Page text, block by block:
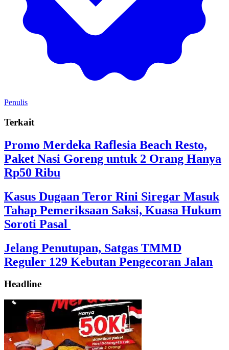
Penulis
Terkait
‎Promo Merdeka Raflesia Beach Resto,
Paket Nasi Goreng untuk 2 Orang Hanya
Rp50 Ribu
Kasus Dugaan Teror Rini Siregar Masuk
Tahap Pemeriksaan Saksi, Kuasa Hukum
Soroti Pasal
Jelang Penutupan, Satgas TMMD
Reguler 129 Kebutan Pengecoran Jalan
Headline